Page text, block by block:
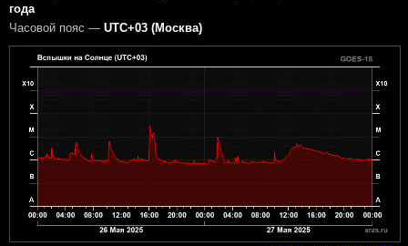
года
Часовой пояс — UTC+03 (Москва)